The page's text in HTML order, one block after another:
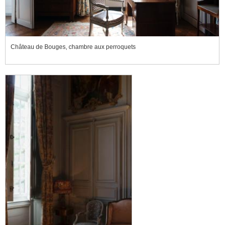
Château de Bouges, chambre aux perroquets